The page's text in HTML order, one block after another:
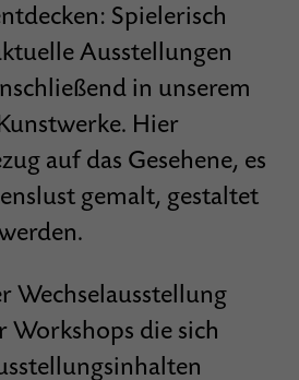
Spielerisch
Ausstellungen
in unserem
Hier
auf das Gesehene, es
gemalt, gestaltet
Wechselausstellung
Workshops die sich